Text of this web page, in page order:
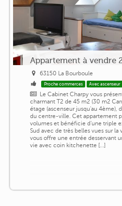
Appartement à vendre
63150 La Bourboule
Proche commerces Avec ascenseur
Le Cabinet Charpy vous
charmant T2 de 45 m2 (30 m2
étage (ascenseur jusqu'au 4ème),
du centre-ville. Cet appartement
volumes et bénéficie d'une triple
Sud avec de très belles vues sur la
vous offre une entrée desservant
vie avec coin kitchenette [...]